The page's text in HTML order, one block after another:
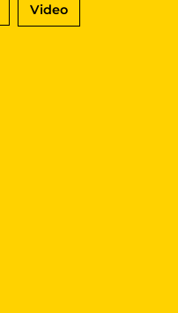
Video